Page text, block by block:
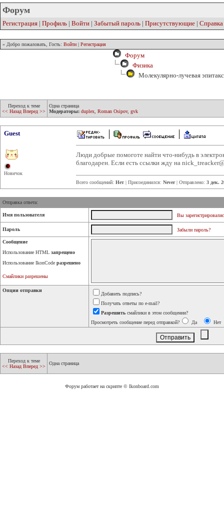
Форум
Регистрация | Профиль | Войти | Забытый пароль | Присутствующие | Справка
» Добро пожаловать, Гость: Войти | Регистрация
Форум
Физика
Молекулярно-лучевая
Переход к теме
<< Назад Вперед >>
Одна страница
Модераторы: duplex Roman Osipov, gvk
Guest
Новичок
Люди добрые помоготе найти что-нибудь в
благодарен. Если есть ссылки жду на
Всего сообщений: Нет | Присоединился: Never| Отправлено: 3 дек.
Отправка ответа:
Имя пользователя Вы
Пароль Забыли пароль?
Сообщение
Использование HTML запрещено
Использование IkonCode разрешено
Смайлики разрешены
Опции отправки
Добавить подпись?
Получать ответы по e-mail?
Разрешить смайлики в этом сообщении?
Просмотреть сообщение перед отправкой?
Да Нет
Переход к теме
<< Назад Вперед >>
Одна страница
Форум работает на скрипте © Ikonboard.com